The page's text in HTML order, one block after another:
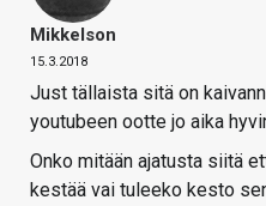
Mikkelson
15.3.2018
Just tällaista sitä on
youtubeen ootte jo aika
Onko mitään ajatusta siitä
kestää vai tuleeko kesto